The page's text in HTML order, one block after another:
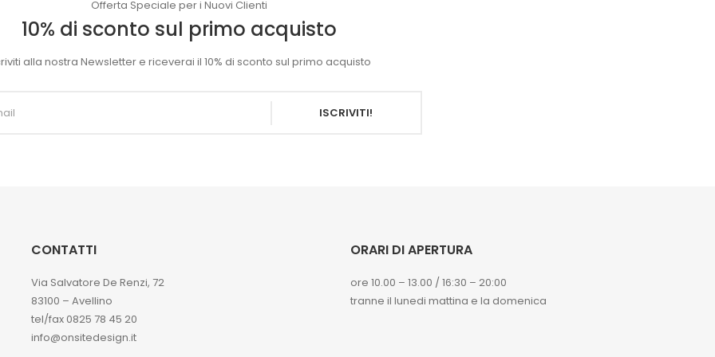
Offerta Speciale per i Nuovi Clienti
10% di sconto sul primo acquisto
alla nostra Newsletter e riceverai il 10% di sconto sul primo acquisto
ISCRIVITI!
CONTATTI
Via Salvatore De Renzi, 72
83100 – Avellino
tel/fax 0825 78 45 20
info@onsitedesign.it
ORARI DI APERTURA
ore 10.00 – 13.00 / 16:30 – 20:00
tranne il lunedi mattina e la domenica